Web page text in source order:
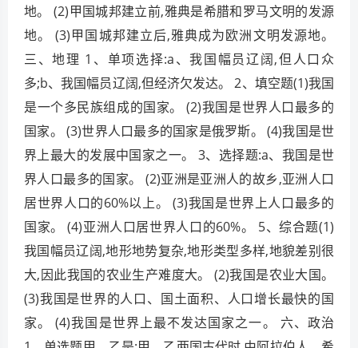
地。 (2)甲国城邦建立前,雅典是希腊和罗马文明的发源
地。 (3)甲国城邦建立后,雅典成为欧洲文明发源地。
三、地理 1、单项选择:a、我国幅员辽阔,但人口众
多;b、我国幅员辽阔,但经济欠发达。 2、填空题(1)我国
是一个多民族组成的国家。 (2)我国是世界人口最多的
国家。 (3)世界人口最多的国家是俄罗斯。 (4)我国是世
界上最大的发展中国家之一。 3、选择题:a、我国是世
界人口最多的国家。 (2)亚洲是亚洲人的故乡,亚洲人口
居世界人口的60%以上。 (3)我国是世界上人口最多的
国家。 (4)亚洲人口居世界人口的60%。 5、综合题(1)
我国幅员辽阔,地形地势复杂,地形类型多样,地貌差别很
大,因此我国的农业生产难度大。 (2)我国是农业大国。
(3)我国是世界的人口、国土面积、人口增长最快的国
家。 (4)我国是世界上最不发达国家之一。 六、政治